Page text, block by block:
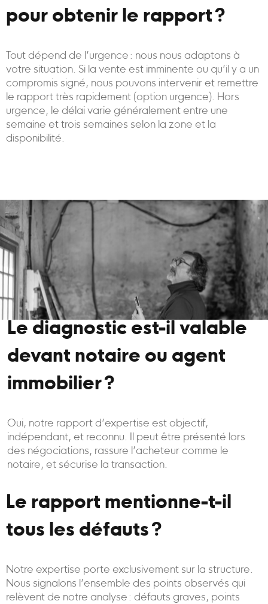
pour obtenir le rapport ?
Tout dépend de l’urgence : nous nous adaptons à
votre situation. Si la vente est imminente ou qu’il y a un
compromis signé, nous pouvons intervenir et remettre
le rapport très rapidement (option urgence). Hors
urgence, le délai varie généralement entre une
semaine et trois semaines selon la zone et la
disponibilité.
Le diagnostic est-il valable
devant notaire ou agent
immobilier ?
Oui, notre rapport d’expertise est objectif,
indépendant, et reconnu. Il peut être présenté lors
des négociations, rassure l’acheteur comme le
notaire, et sécurise la transaction.
Le rapport mentionne-t-il
tous les défauts ?
Notre expertise porte exclusivement sur la structure.
Nous signalons l’ensemble des points observés qui
relèvent de notre analyse : défauts graves, points